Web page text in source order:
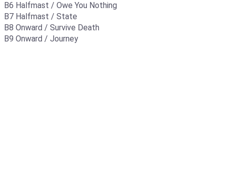
B6 Halfmast / Owe You Nothing
B7 Halfmast / State
B8 Onward / Survive Death
B9 Onward / Journey